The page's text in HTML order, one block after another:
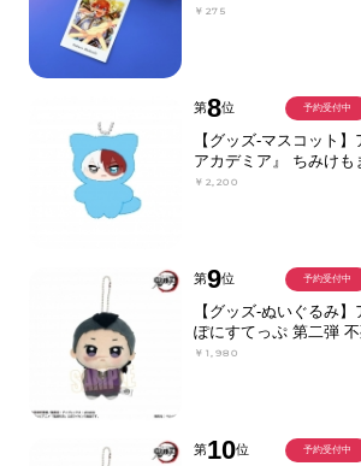
￥275
第8位
【グッズ-マスコット
アカデミア』 ちみけも
￥2,200
予約受付中
第9位
【グッズ-ぬいぐるみ】
ぽにすてっぷ 第二弾
￥1,980
予約受付中
第10位 予約受付中